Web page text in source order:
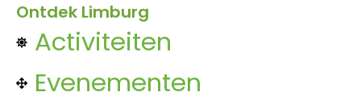
Ontdek Limburg
Activiteiten
Evenementen